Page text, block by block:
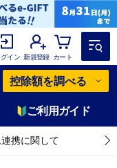
グイン 新規登録 カート
控除額を調べる
ご利用ガイド
携に関して